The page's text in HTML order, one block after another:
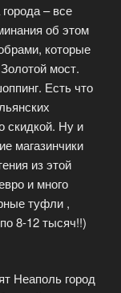
– все
об этом
которые
мост.
Есть что
скидкой. Ну и
магазинчики
из этой
и много
туфли ,
8-12 тысяч!!)
Неаполь город